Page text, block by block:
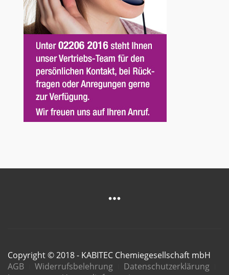
Copyright © 2018 - KABITEC Chemiegesellschaft mbH
AGB
Widerrufsbelehrung
Datenschutzerklärung